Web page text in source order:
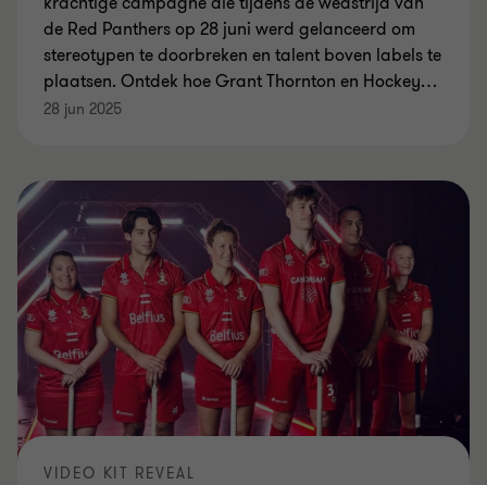
de Red Panthers op 28 juni werd gelanceerd om
stereotypen te doorbreken en talent boven labels te
plaatsen. Ontdek hoe Grant Thornton en Hockey…
28 jun 2025
VIDEO KIT REVEAL